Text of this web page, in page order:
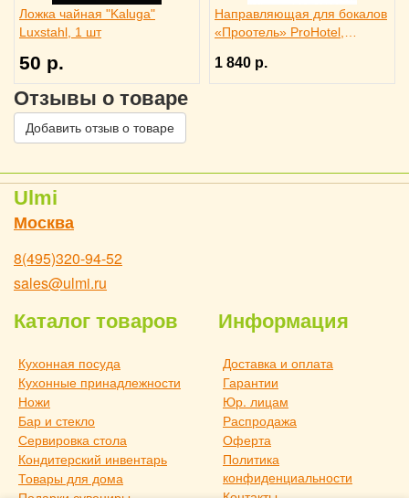
Ложка чайная "Kaluga"
Luxstahl, 1 шт
50 р.
Направляющая для бокалов
«Проотель» ProHotel,
1 840 р.
Отзывы о товаре
Добавить отзыв о товаре
Ulmi
Москва
8(495)320-94-52
sales@ulmi.ru
Каталог товаров
Кухонная посуда
Кухонные принадлежности
Ножи
Бар и стекло
Сервировка стола
Кондитерский инвентарь
Товары для дома
Информация
Доставка и оплата
Гарантии
Юр. лицам
Распродажа
Оферта
Политика
конфиденциальности